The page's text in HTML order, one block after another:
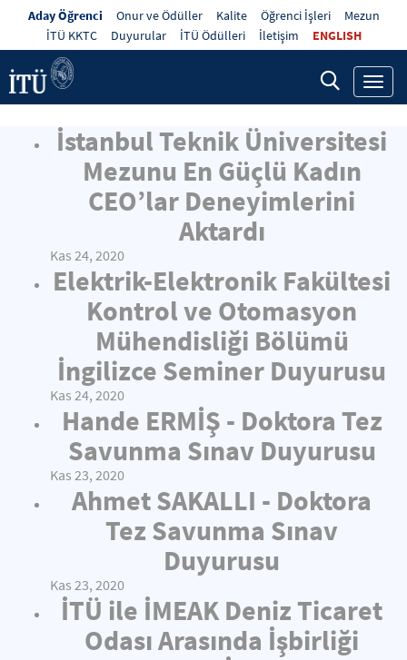
Aday Öğrenci Onur ve Ödüller Kalite Öğrenci İşleri
Mezun
İTÜ KKTC
Duyurular İTÜ Ödülleri İletişim ENGLISH
İstanbul Teknik Üniversitesi
Mezunu En Güçlü Kadın
CEO’lar Deneyimlerini
Aktardı
Kas 24, 2020
Elektrik-Elektronik Fakültesi
Kontrol ve Otomasyon
Mühendisliği Bölümü
İngilizce Seminer Duyurusu
Kas 24, 2020
Hande ERMİŞ - Doktora Tez
Savunma Sınav Duyurusu
Kas 23, 2020
Ahmet SAKALLI - Doktora
Tez Savunma Sınav
Duyurusu
Kas 23, 2020
İTÜ ile İMEAK Deniz Ticaret
Odası Arasında İşbirliği